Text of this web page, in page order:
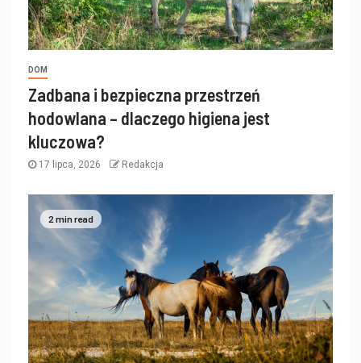
DOM
Zadbana i bezpieczna przestrzeń
hodowlana – dlaczego higiena jest
kluczowa?
17 lipca, 2026 Redakcja
2 min read